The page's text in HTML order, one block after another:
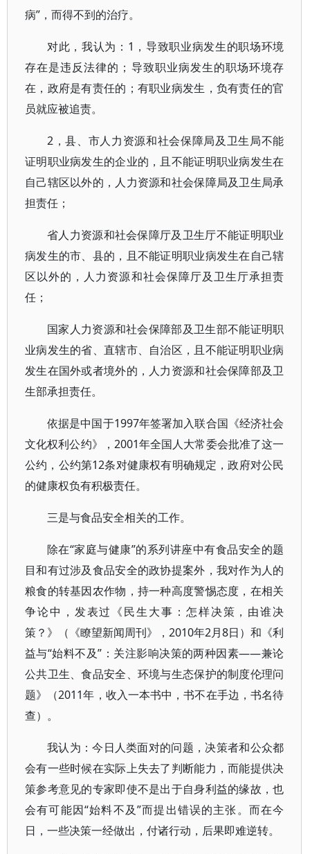
病”，而得不到的治疗。
对此，我认为：1，导致职业病发生的职场环境
存在是违反法律的；导致职业病发生的职场环境存
在，政府是有责任的；有职业病发生，负有责任的官
员就应被追责。
2，县、市人力资源和社会保障局及卫生局不能
证明职业病发生的企业的，且不能证明职业病发生在
自己辖区以外的，人力资源和社会保障局及卫生局承
担责任；
省人力资源和社会保障厅及卫生厅不能证明职业
病发生的市、县的，且不能证明职业病发生在自己辖
区以外的，人力资源和社会保障厅及卫生厅承担责
任；
国家人力资源和社会保障部及卫生部不能证明职
业病发生的省、直辖市、自治区，且不能证明职业病
发生在国外或者境外的，人力资源和社会保障部及卫
生部承担责任。
依据是中国于1997年签署加入联合国《经济社会
文化权利公约》，2001年全国人大常委会批准了这一
公约，公约第12条对健康权有明确规定，政府对公民
的健康权负有积极责任。
三是与食品安全相关的工作。
除在“家庭与健康”的系列讲座中有食品安全的题
目和有过涉及食品安全的政协提案外，我对作为人的
粮食的转基因农作物，持一种高度警惕态度，在相关
争论中，发表过《民生大事：怎样决策，由谁决
策？》（《瞭望新闻周刊》，2010年2月8日）和《利
益与“始料不及”：关注影响决策的两种因素——兼论
公共卫生、食品安全、环境与生态保护的制度伦理问
题》（2011年，收入一本书中，书不在手边，书名待
查）。
我认为：今日人类面对的问题，决策者和公众都
会有一些时候在实际上失去了判断能力，而能提供决
策参考意见的专家即使不是出于自身利益的缘故，也
会有可能因“始料不及”而提出错误的主张。而在今
日，一些决策一经做出，付诸行动，后果即难逆转。